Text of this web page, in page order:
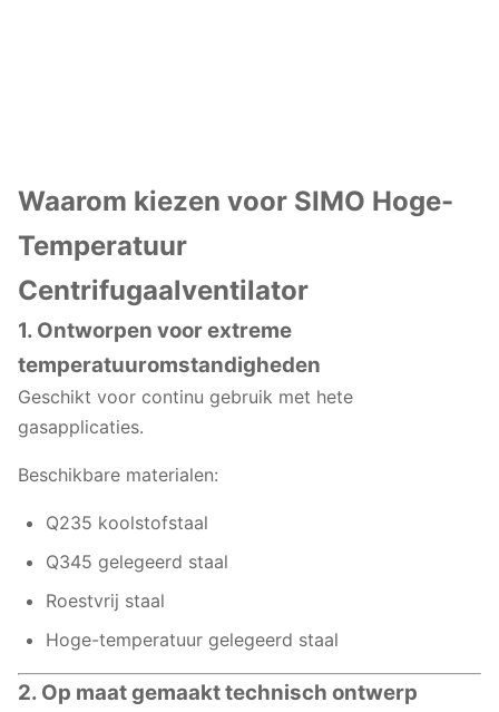
Waarom kiezen voor SIMO Hoge-
Temperatuur
Centrifugaalventilator
1. Ontworpen voor extreme
temperatuuromstandigheden
Geschikt voor continu gebruik met hete
gasapplicaties.
Beschikbare materialen:
Q235 koolstofstaal
Q345 gelegeerd staal
Roestvrij staal
Hoge-temperatuur gelegeerd staal
2. Op maat gemaakt technisch ontwerp